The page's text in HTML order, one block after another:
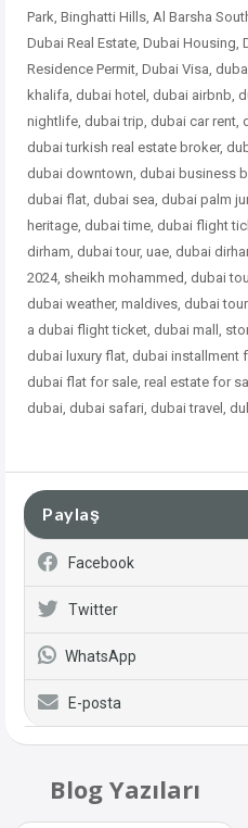
Park, Binghatti Hills, Al Barsha
Dubai Real Estate, Dubai Housing,
Residence Permit, Dubai Visa,
khalifa, dubai hotel, dubai airbnb,
nightlife, dubai trip, dubai car rent,
dubai turkish real estate broker,
dubai downtown, dubai business
dubai flat, dubai sea, dubai palm
heritage, dubai time, dubai flight
dirham, dubai tour, uae, dubai
2024, sheikh mohammed, dubai
dubai weather, maldives, dubai
a dubai flight ticket, dubai mall,
dubai luxury flat, dubai installment
dubai flat for sale, real estate for
dubai, dubai safari, dubai travel,
Paylaş
Facebook
Twitter
WhatsApp
E-posta
Blog Yazıları